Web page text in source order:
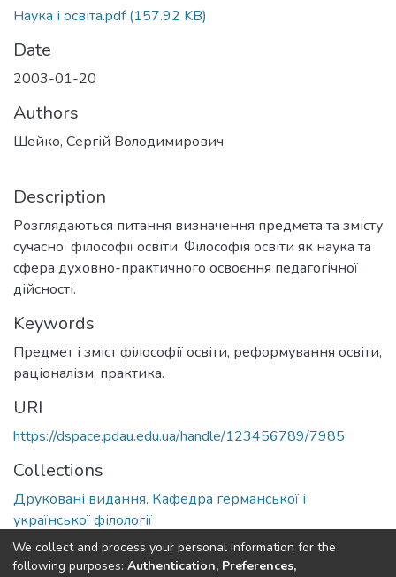
Наука і освіта.pdf(157.92 KB)
Date
2003-01-20
Authors
Шейко, Сергій Володимирович
Description
Розглядаються питання визначення предмета та змісту
сучасної філософії освіти. Філософія освіти як наука та
сфера духовно-практичного освоєння педагогічної
дійсності.
Keywords
Предмет і зміст філософії освіти, реформування освіти,
раціоналізм, практика.
URI
https://dspace.pdau.edu.ua/handle/123456789/7985
Collections
Друковані видання. Кафедра германської і
української філології
Full item page
We collect and process your personal information for the
following purposes: Authentication, Preferences,